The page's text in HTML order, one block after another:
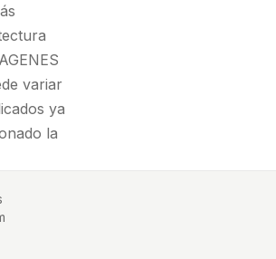
variar
ya
la